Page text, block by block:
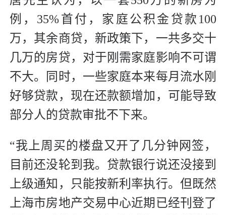
例，35%首付，家庭公积金贷款100
万，其余商贷，新政策下，一共多交十
几万的房贷，对于刚需家庭影响不可谓
不大。同时，一些家庭本来每月流水刚
好够贷款，现在还款额增加，可能导致
部分人的贷款审批不下来。
“我上周买的楼盘又开了几分钟网签，
目前还没轮到我。贷款银行说还没接到
上级通知，只能按新利率执行。但既然
上海市房地产交易中心近期已经刊登了